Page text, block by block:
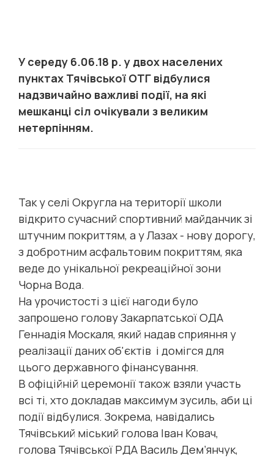
У середу 6.06.18 р. у двох населених
пунктах Тячівської ОТГ відбулися
надзвичайно важливі події, на які
мешканці сіл очікували з великим
нетерпінням.
Так у селі Округла на території школи
відкрито сучасний спортивний майданчик зі
штучним покриттям, а у Лазах - нову дорогу,
з добротним асфальтовим покриттям, яка
веде до унікальної рекреаційної зони
Чорна Вода.
На урочистості з цієї нагоди було
запрошено голову Закарпатської ОДА
Геннадія Москаля, який надав сприяння у
реалізації даних об'єктів і домігся для
цього державного фінансування.
В офіційній церемонії також взяли участь
всі ті, хто докладав максимум зусиль, аби ці
події відбулися. Зокрема, навідались
Тячівський міський голова Іван Ковач,
голова Тячівської РДА Василь Дем’янчук,